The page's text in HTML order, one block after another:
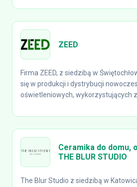
ZEED
Firma ZEED, z siedzibą w
się w produkcji i dystrybucji
oświetleniowych, wykorzystujących
Ceramika do domu,
THE BLUR STUDIO
The Blur Studio z siedzibą w